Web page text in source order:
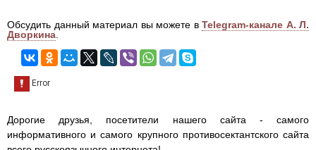
Обсудить данный материал вы можете в Telegram-канале А. Л.
Дворкина.
Дорогие друзья, посетители нашего сайта - самого
информативного и самого крупного противосектантского сайта